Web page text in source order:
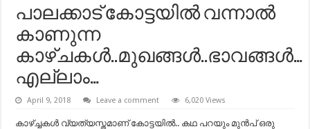
പാലക്കാട് കോട്ടയില്‍ വന്നാല്‍
കാണുന്ന
കാഴ്ചകള്‍..മുഖങ്ങള്‍..ഭാവങ്ങള്‍…
എല്ലാം…
April 9, 2018 Leave a comment 6,020 Views
കാഴ്ച്ചകൾ വ്യത്യസ്തമാണ് കോട്ടയിൽ.. കഥ പറയും മുൻപ് ഒരു